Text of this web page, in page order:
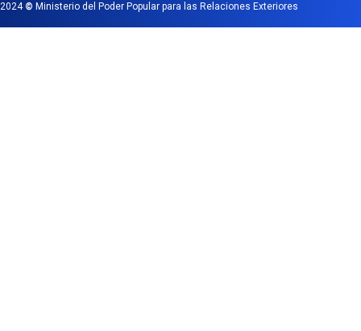
2024 © Ministerio del Poder Popular para las Relaciones Exteriores